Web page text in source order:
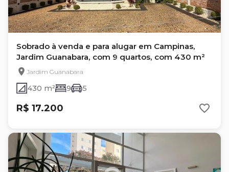
Sobrado à venda e para alugar em Campinas,
Jardim Guanabara, com 9 quartos, com 430 m²
Jardim Guanabara
430 m² 9 5
R$ 17.200